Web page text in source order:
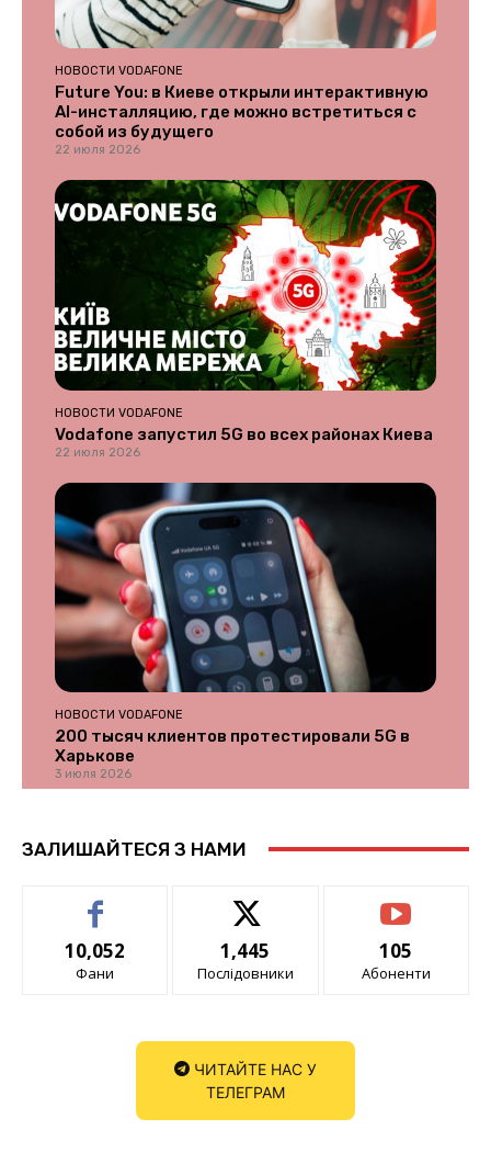
НОВОСТИ VODAFONE
Future You: в Киеве открыли интерактивную
AI-инсталляцию, где можно встретиться с
собой из будущего
22 июля 2026
НОВОСТИ VODAFONE
Vodafone запустил 5G во всех районах Киева
22 июля 2026
НОВОСТИ VODAFONE
200 тысяч клиентов протестировали 5G в
Харькове
3 июля 2026
ЗАЛИШАЙТЕСЯ З НАМИ
10,052
Фани
1,445
Послідовники
105
Абоненти
ЧИТАЙТЕ НАС У
ТЕЛЕГРАМ